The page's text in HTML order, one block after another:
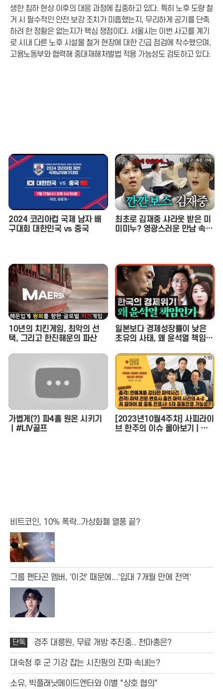
생한 침하 현상 이후의 대응 과정에 집중하고 있다. 특히 노후 도량 철
거 시 필수적인 안전 보강 조치가 미흡했는지, 무리하게 공기를 단축
하려 한 정황은 없는지가 핵심 쟁점이다. 서울시는 이번 사고를 계기
로 시내 다른 노후 시설물 철거 현장에 대한 긴급 점검에 착수했으며,
고용노동부와 협력해 중대재해처벌법 적용 가능성도 검토하고 있다.
2024 코리아컵 국제 남자 배
구대회 대한민국 vs 중국
최초로 김재중 샤라웃 받은 미
미미누? 영광스러운 만남 속
10년의 치킨게임, 최악의 선
택, 그리고 한진해운의 파산
일본보다 경제성장률이 낮은
초유의 사태, 왜 윤석열 책임인
석연구위원) - 정혜림의 시사페
이스타임 EP.1
가볍게(?) 파4홀 원온 시키기
ㅣ#LIV골프
[2023년10월4주차] 사피라이
브 한주의 이슈 몰아보기 | 사
비트코인, 10% 폭락..가상화폐 열풍 끝?
그룹 펜타곤 멤버, '이것' 때문에...'입대 7개월 만에 전역'
단독 경주 대릉원, 무료 개방 추진중.. 천마총은?
대숙청 후 군 기강 잡는 시진핑의 진짜 속내는?
소유, 빅플래닛메이드엔터와 이별 "상호 협의"